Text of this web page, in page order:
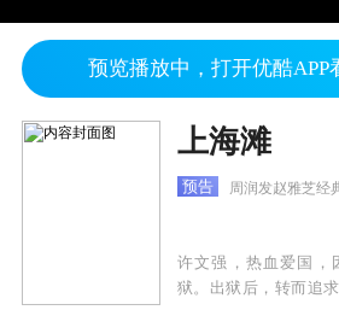
预览播放中，打开优酷APP
上海滩
预告 周润发赵雅芝经
许文强，热血爱国，
狱。出狱后，转而追